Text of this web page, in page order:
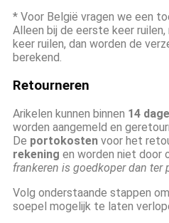
* Voor België vragen we een
Alleen bij de eerste keer
keer ruilen, dan worden de
berekend.
Retourneren
Arikelen kunnen binnen 14
worden aangemeld en
De portokosten voor het
rekening en worden niet door
frankeren is goedkoper dan ter
Volg onderstaande stappen
soepel mogelijk te laten